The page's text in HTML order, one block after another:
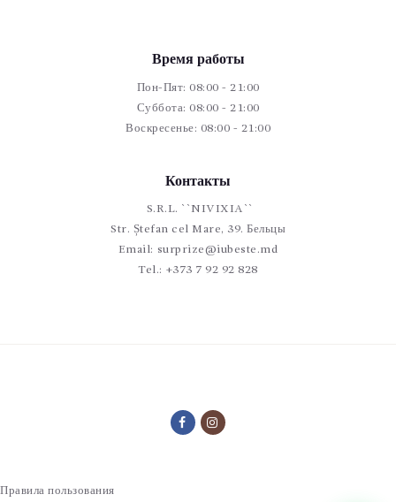
Время работы
Пон-Пят: 08:00 - 21:00
Суббота: 08:00 - 21:00
Воскресенье: 08:00 - 21:00
Контакты
S.R.L. ``NIVIXIA``
Str. Ștefan cel Mare, 39. Бельцы
Email: surprize@iubeste.md
Tel.: +373 7 92 92 828
Правила пользования